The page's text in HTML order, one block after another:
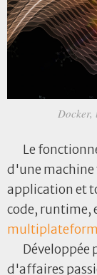
Docker,
Le
d'une machine
application et
code, runtime,
Développée
d'affaires